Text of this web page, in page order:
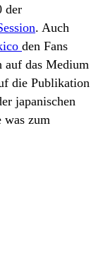
der
. Auch
den Fans
auf das Medium
die Publikation
japanischen
was zum